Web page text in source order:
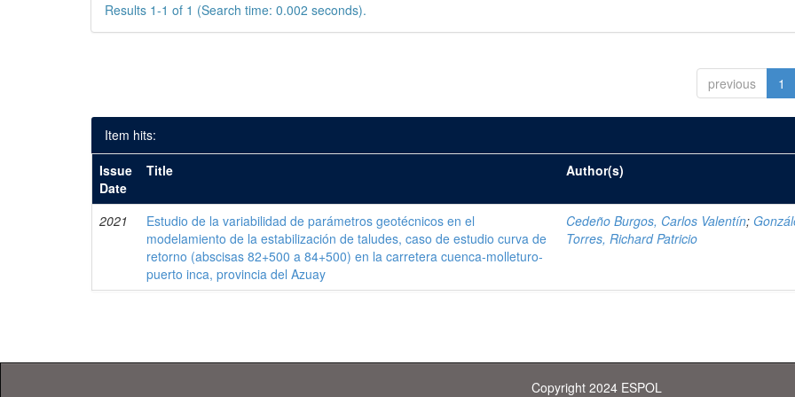
Results 1-1 of 1 (Search time: 0.002 seconds).
previous 1
Item hits:
Issue
Date
Title Author(s)
2021
Estudio de la variabilidad de parámetros geotécnicos en el
modelamiento de la estabilización de taludes, caso de estudio curva de
retorno (abscisas 82+500 a 84+500) en la carretera cuenca-molleturo-
puerto inca, provincia del Azuay
Cedeño Burgos, Carlos Valentín;
Torres, Richard Patricio
Copyright 2024 ESPOL